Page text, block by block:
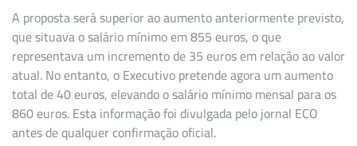
A proposta será superior ao aumento anteriormente previsto,
que situava o salário mínimo em 855 euros, o que
representava um incremento de 35 euros em relação ao valor
atual. No entanto, o Executivo pretende agora um aumento
total de 40 euros, elevando o salário mínimo mensal para os
860 euros. Esta informação foi divulgada pelo jornal ECO
antes de qualquer confirmação oficial.